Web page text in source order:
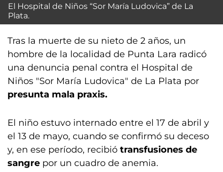
El Hospital de Niños “Sor María Ludovica” de La
Plata.
Tras la muerte de su nieto de 2 años, un
hombre de la localidad de Punta Lara radicó
una denuncia penal contra el Hospital de
Niños "Sor María Ludovica" de La Plata por
presunta mala praxis.
El niño estuvo internado entre el 17 de abril y
el 13 de mayo, cuando se confirmó su deceso
y, en ese período, recibió transfusiones de
sangre por un cuadro de anemia.